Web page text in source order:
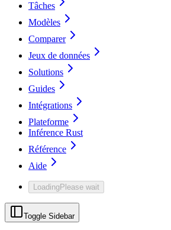
Tâches
Modèles
Comparer
Jeux de données
Solutions
Guides
Intégrations
Plateforme
Inférence Rust
Référence
Aide
LoadingPlease wait
Toggle Sidebar